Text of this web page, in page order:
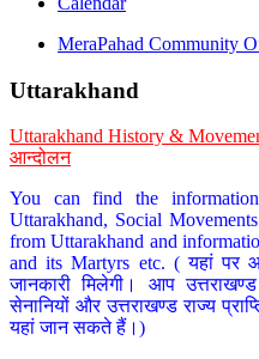
MeraPahad Community
Uttarakhand
Uttarakhand History &
आन्दोलन
You can find the
Uttarakhand, Social
from Uttarakhand and
and its Martyrs etc. ( यहां पर
जानकारी मिलेगी। आप
सेनानियों और उत्तराखण्ड राज्य
यहां जान सकते हैं।)